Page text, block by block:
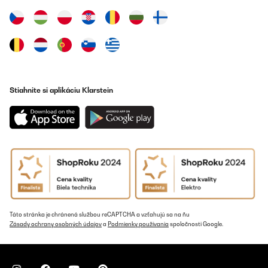
Stiahnite si aplikáciu Klarstein
Táto stránka je chránená službou reCAPTCHA a vzťahujú sa na ňu
Zásady ochrany osobných údajova Podmienky používania spoločnosti Google.